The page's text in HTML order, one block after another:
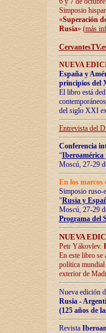
Simposio
«Superación
Rusia» (más
NUEVA
España y
principios del
El libro está
del siglo XXI
Entrevista del
Conferencia
“Iberoamérica
Moscú, 27-29
En los marcos
Simposio ruso-
"Rusia y
Moscú, 27-29
Programa del
NUEVA
Petr Yákovlev.
En este libro se
política mundial
exterior de
Nueva edición
Rusia -
(125 años de
Revista